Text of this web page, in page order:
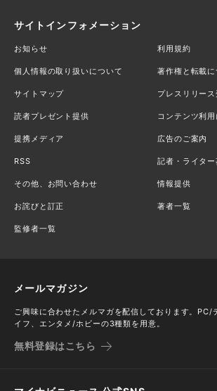
サイトインフォメーション
お知らせ 利用規約
個人情報の取り扱いについて 著作権と転載に
サイトマップ プレスリリー
読者プレゼント提供 コンテンツ利
提携メディア 広告のご案内
RSS 記者・ライター
その他、お問い合わせ 情報提供
お詫びと訂正 著者一覧
監修者一覧
メールマガジン
ご興味に合わせたメルマガを配信しております。PC/
イフ、エンタメ/ホビーの3種類を用意。
無料登録はこちら